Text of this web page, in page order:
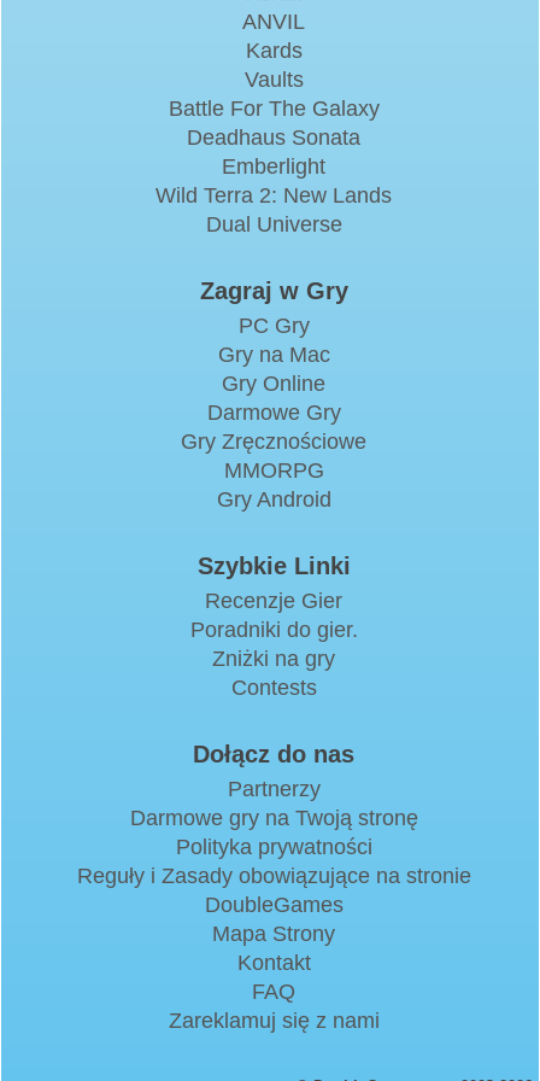
ANVIL
Kards
Vaults
Battle For The Galaxy
Deadhaus Sonata
Emberlight
Wild Terra 2: New Lands
Dual Universe
Zagraj w Gry
PC Gry
Gry na Mac
Gry Online
Darmowe Gry
Gry Zręcznościowe
MMORPG
Gry Android
Szybkie Linki
Recenzje Gier
Poradniki do gier.
Zniżki na gry
Contests
Dołącz do nas
Partnerzy
Darmowe gry na Twoją stronę
Polityka prywatności
Reguły i Zasady obowiązujące na stronie
DoubleGames
Mapa Strony
Kontakt
FAQ
Zareklamuj się z nami